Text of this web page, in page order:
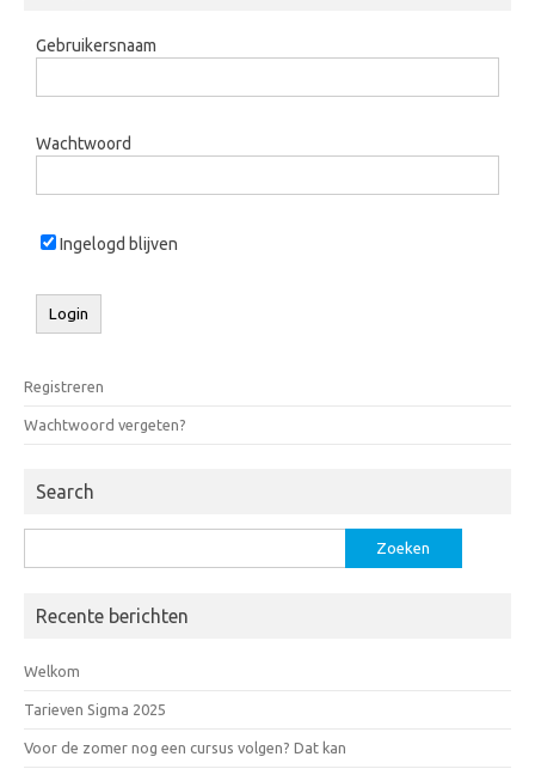
Gebruikersnaam
Wachtwoord
Ingelogd blijven
Registreren
Wachtwoord vergeten?
Search
naar:
Recente berichten
Welkom
Tarieven Sigma 2025
Voor de zomer nog een cursus volgen? Dat kan